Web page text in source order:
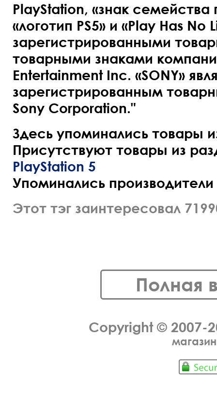
PlayStation, «знак семейства
«логотип PS5» и «Play Has No
зарегистрированными
товарными знаками
Entertainment Inc. «SONY»
зарегистрированным
Sony Corporation."
Здесь упоминались товары
Присутствуют товары из
PlayStation 5
Упоминались
Этот тэг заинтересовал
Полная
Copyright © 2007-